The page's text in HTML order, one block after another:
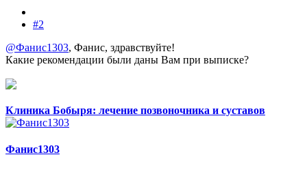
#2
@Фанис1303, Фанис, здравствуйте!
Какие рекомендации были даны Вам при выписке?
Клиника Бобыря: лечение позвоночника и суставов
Фанис1303